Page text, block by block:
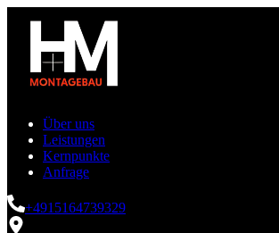
Über uns
Leistungen
Kernpunkte
Anfrage
+4915164739329